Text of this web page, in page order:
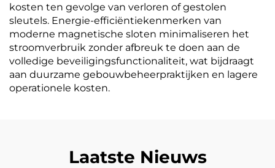
kosten ten gevolge van verloren of gestolen
sleutels. Energie-efficiëntiekenmerken van
moderne magnetische sloten minimaliseren het
stroomverbruik zonder afbreuk te doen aan de
volledige beveiligingsfunctionaliteit, wat bijdraagt
aan duurzame gebouwbeheerpraktijken en lagere
operationele kosten.
Laatste Nieuws